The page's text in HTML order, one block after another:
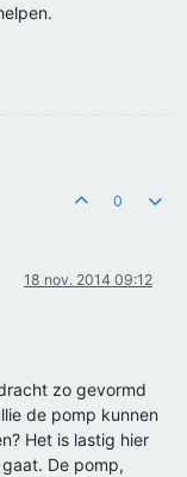
0
18 nov. 2014 09:12
zo gevormd
de pomp kunnen
Het is lastig hier
De pomp,